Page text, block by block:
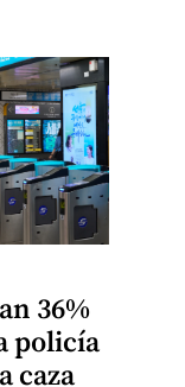
36%
policía
caza